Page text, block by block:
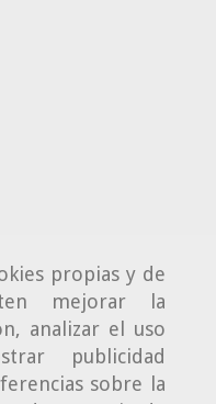
propias y de
mejorar la
analizar el uso
publicidad
sobre la